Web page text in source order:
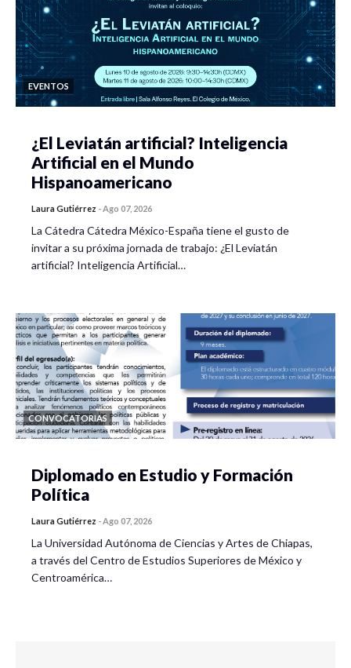
EVENTOS
¿El Leviatán artificial? Inteligencia
Artificial en el Mundo
Hispanoamericano
Laura Gutiérrez -Ago 07, 2026
La Cátedra Cátedra México-España tiene el gusto de
invitar a su próxima jornada de trabajo: ¿El Leviatán
artificial? Inteligencia Artificial…
CONVOCATORIAS
Diplomado en Estudio y Formación
Política
Laura Gutiérrez -Ago 07, 2026
La Universidad Autónoma de Ciencias y Artes de Chiapas,
a través del Centro de Estudios Superiores de México y
Centroamérica…